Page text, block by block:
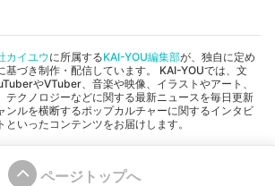
カイユウに所属するKAI-YOU編集部が、独自に定め
基づき制作・配信しています。 KAI-YOUでは、文
やVTuber、音楽や映像、イラストやアート、
テクノロジーなどに関する最新ニュースを毎日更新
ンルを横断するポップカルチャーに関するインタビ
といったコンテンツをお届けします。
ページトップへ